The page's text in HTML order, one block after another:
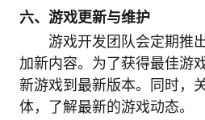
六、游戏更新与维护
游戏开发团队会定期推
加新内容。为了获得最佳游
新游戏到最新版本。同时，
体，了解最新的游戏动态。